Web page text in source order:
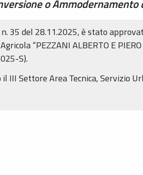
o Ammodernamento
35 del 28.11.2025, è stato
“PEZZANI ALBERTO E PIERO
S).
III Settore Area Tecnica, Servizio